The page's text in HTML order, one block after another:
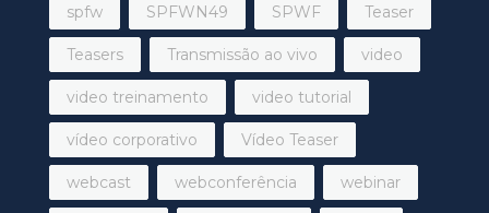
spfw SPFWN49 SPWF Teaser
Teasers Transmissão ao vivo video
video treinamento video tutorial
vídeo corporativo Vídeo Teaser
webcast webconferência webinar